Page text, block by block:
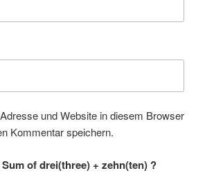
und Website in diesem Browser
Kommentar speichern.
of drei(three) + zehn(ten) ?